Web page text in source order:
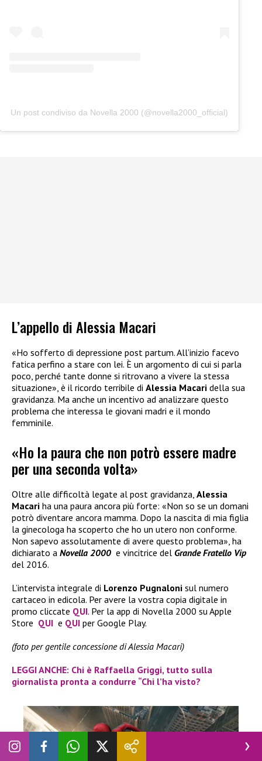
Un post condiviso da Novella 2000 (@novella2000_official)
L’appello di Alessia Macari
«Ho sofferto di depressione post partum. All’inizio facevo
fatica perfino a stare con lei. È un argomento di cui si parla
poco, perché tante donne si ritrovano a vivere la stessa
situazione», è il ricordo terribile di Alessia Macari della sua
gravidanza. Ma anche un incentivo ad analizzare questo
problema che interessa le giovani madri e il mondo
femminile.
«Ho la paura che non potrò essere madre
per una seconda volta»
Oltre alle difficoltà legate al post gravidanza, Alessia
Macari ha una paura ancora più forte: «Non so se un domani
potrò diventare ancora mamma. Dopo la nascita di mia figlia
la ginecologa ha scoperto che ho un utero non conforme.
Non sapevo assolutamente di avere questo problema», ha
dichiarato a Novella 2000 e vincitrice del Grande Fratello Vip
del 2016.
L’intervista integrale di Lorenzo Pugnaloni sul numero
cartaceo in edicola. Per avere la vostra copia digitale in
promo cliccate QUI. Per la app di Novella 2000 su Apple
Store QUI e QUI per Google Play.
(foto per gentile concessione di Alessia Macari)
LEGGI ANCHE: Chi è Raffaella Griggi, tutto sulla
giornalista pronta a condurre “Chi l’ha visto?